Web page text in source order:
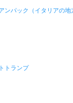
ンパック（イタリアの地
トランプ